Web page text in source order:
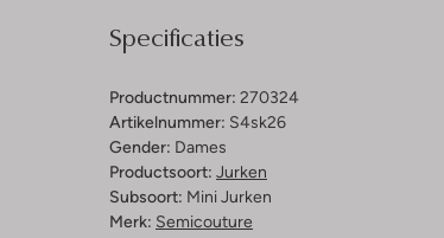
Specificaties
Productnummer: 270324
Artikelnummer: S4sk26
Gender: Dames
Productsoort: Jurken
Subsoort: Mini Jurken
Merk: Semicouture